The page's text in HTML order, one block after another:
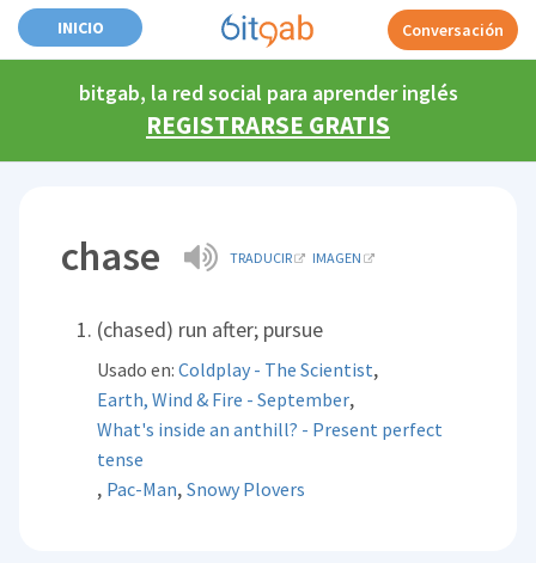
INICIO Conversación
bitgab, la red social para aprender inglés
REGISTRARSE GRATIS
chase TRADUCIR IMAGEN
(chased) run after; pursue
Usado en:Coldplay - The Scientist,
Earth, Wind & Fire - September,
What's inside an anthill? - Present perfect
tense
, Pac-Man,Snowy Plovers